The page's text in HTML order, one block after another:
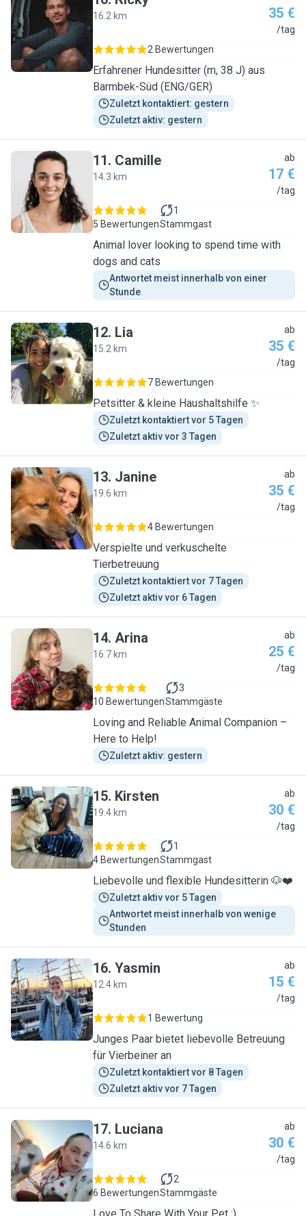
R
16.2 km 35 €
/tag
2 Bewertungen
Erfahrener Hundesitter (m, 38 J) aus
Barmbek-Süd (ENG/GER)
Zuletzt kontaktiert: gestern
Zuletzt aktiv: gestern
C
11. Camille
14.3 km
ab
17 €
/tag
5 Bewertungen
1
Stammgast
Animal lover looking to spend time with
dogs and cats
Antwortet meist innerhalb von einer
Stunde
L
12. Lia
15.2 km
ab
35 €
/tag
7 Bewertungen
Petsitter & kleine Haushaltshilfe ✨
Zuletzt kontaktiert vor 5 Tagen
Zuletzt aktiv vor 3 Tagen
J
13. Janine
19.6 km
ab
35 €
/tag
4 Bewertungen
Verspielte und verkuschelte
Tierbetreuung
Zuletzt kontaktiert vor 7 Tagen
Zuletzt aktiv vor 6 Tagen
A
14. Arina
16.7 km
ab
25 €
/tag
10 Bewertungen
3
Stammgäste
Loving and Reliable Animal Companion –
Here to Help!
Zuletzt aktiv: gestern
K
15. Kirsten
19.4 km
ab
30 €
/tag
4 Bewertungen
1
Stammgast
Liebevolle und flexible Hundesitterin 🐶❤️
Zuletzt aktiv vor 5 Tagen
Antwortet meist innerhalb von wenige
Stunden
Y
16. Yasmin
12.4 km
ab
15 €
/tag
1 Bewertung
Junges Paar bietet liebevolle Betreuung
für Vierbeiner an
Zuletzt kontaktiert vor 8 Tagen
Zuletzt aktiv vor 7 Tagen
L
17. Luciana
14.6 km
ab
30 €
/tag
6 Bewertungen
2
Stammgäste